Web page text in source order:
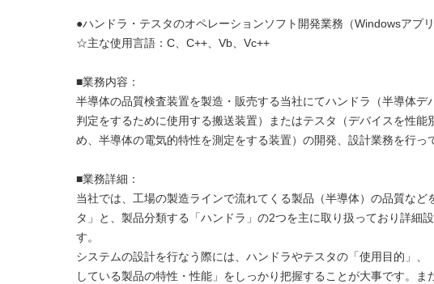
●ハンドラ・テスタのオペレーションソフト開発業務（Windowsアプ
☆主な使用言語：C、C++、Vb、Vc++
■業務内容：
半導体の品質検査装置を製造・販売する当社にてハンドラ（半導体デ
判定をするために使用する搬送装置）またはテスタ（デバイスを性能
め、半導体の電気的特性を測定をする装置）の開発、設計業務を行っ
■業務詳細：
当社では、工場の製造ラインで流れてくる製品（半導体）の品質など
タ」と、製品分類する「ハンドラ」の2つを主に取り扱っており詳細
す。
システムの設計を行なう際には、ハンドラやテスタの「使用目的」、
している製品の特性・性能」をしっかり把握することが大事です。ま